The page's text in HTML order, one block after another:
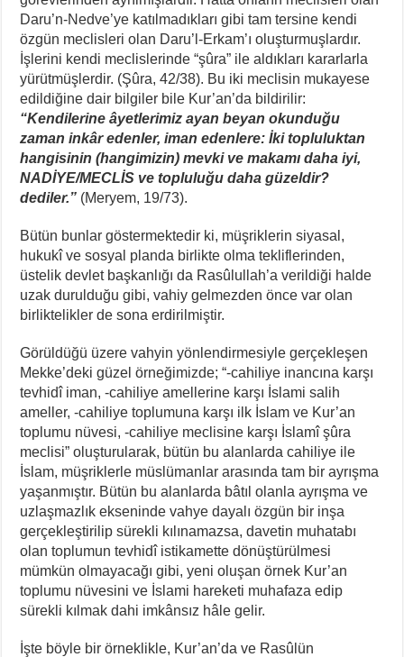
Daru’n-Nedve’ye katılmadıkları gibi tam tersine kendi
özgün meclisleri olan Daru’l-Erkam’ı oluşturmuşlardır.
İşlerini kendi meclislerinde “şûra” ile aldıkları kararlarla
yürütmüşlerdir. (Şûra, 42/38). Bu iki meclisin mukayese
edildiğine dair bilgiler bile Kur’an’da bildirilir:
“Kendilerine âyetlerimiz ayan beyan okunduğu
zaman inkâr edenler, iman edenlere: İki topluluktan
hangisinin (hangimizin) mevki ve makamıdaha iyi,
NADİYE/MECLİS ve topluluğu daha güzeldir?
dediler.” (Meryem, 19/73).
Bütün bunlar göstermektedir ki, müşriklerin siyasal,
hukukî ve sosyal planda birlikte olma tekliflerinden,
üstelik devlet başkanlığı da Rasûlullah’a verildiği halde
uzak durulduğu gibi, vahiy gelmezden önce var olan
birliktelikler de sona erdirilmiştir.
Görüldüğü üzere vahyin yönlendirmesiyle gerçekleşen
Mekke’deki güzel örneğimizde; “-cahiliye inancına karşı
tevhidî iman, -cahiliye amellerine karşı İslami salih
ameller, -cahiliye toplumuna karşı ilk İslam ve Kur’an
toplumu nüvesi, -cahiliye meclisine karşı İslamî şûra
meclisi” oluşturularak, bütün bu alanlarda cahiliye ile
İslam, müşriklerle müslümanlar arasında tam bir ayrışma
yaşanmıştır. Bütün bu alanlarda bâtıl olanla ayrışma ve
uzlaşmazlık ekseninde vahye dayalı özgün bir inşa
gerçekleştirilip sürekli kılınamazsa, davetin muhatabı
olan toplumun tevhidî istikamette dönüştürülmesi
mümkün olmayacağı gibi, yeni oluşan örnek Kur’an
toplumu nüvesini ve İslami hareketi muhafaza edip
sürekli kılmak dahi imkânsız hâle gelir.
İşte böyle bir örneklikle, Kur’an’da ve Rasûlün